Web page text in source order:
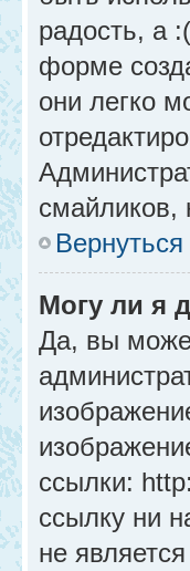
радость, а
форме
они легко
смайликов,
Могу ли я
Да, вы
ссылки:
ссылку ни
не